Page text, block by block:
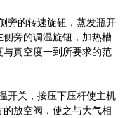
的转速旋钮，蒸发瓶开
旁的调温旋钮，加热槽
真空度一到所要求的范
关，按压下压杆使主机
的放空阀，使之与大气相